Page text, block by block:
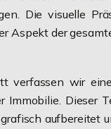
Die visuelle
Aspekt der
verfassen wir eine
Immobilie. Dieser
aufbereitet